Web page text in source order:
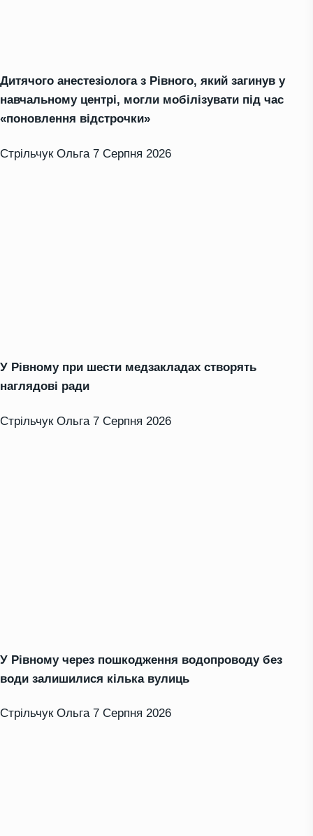
Дитячого анестезіолога з Рівного, який загинув у
навчальному центрі, могли мобілізувати під час
«поновлення відстрочки»
Стрільчук Ольга 7 Серпня 2026
У Рівному при шести медзакладах створять
наглядові ради
Стрільчук Ольга 7 Серпня 2026
У Рівному через пошкодження водопроводу без
води залишилися кілька вулиць
Стрільчук Ольга 7 Серпня 2026